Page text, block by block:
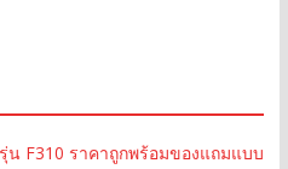
น F310 ราคาถูกพร้อมของแถมแบบ